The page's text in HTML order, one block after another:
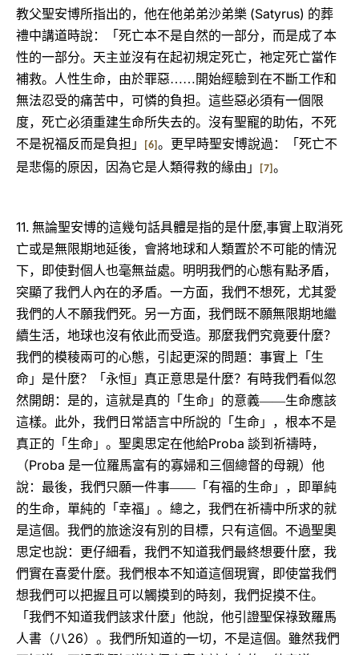
教父聖安博所指出的，他在他弟弟沙弟樂 (Satyrus) 的葬
禮中講道時說：「死亡本不是自然的一部分，而是成了本
性的一部分。天主並沒有在起初規定死亡，祂定死亡當作
補救。人性生命，由於罪惡……開始經驗到在不斷工作和
無法忍受的痛苦中，可憐的負担。這些惡必須有一個限
度，死亡必須重建生命所失去的。沒有聖寵的助佑，不死
不是祝福反而是負担」
[6] 。更早時聖安博說過：「死亡不
是悲傷的原因，因為它是人類得救的緣由」
[7] 。
11. 無論聖安博的這幾句話具體是指的是什麼,事實上取消死
亡或是無限期地延後，會將地球和人類置於不可能的情況
下，即使對個人也毫無益處。明明我們的心態有點矛盾，
突顯了我們人內在的矛盾。一方面，我們不想死，尤其愛
我們的人不願我們死。另一方面，我們既不願無限期地繼
續生活，地球也沒有依此而受造。那麼我們究竟要什麼？
我們的模稜兩可的心態，引起更深的問題：事實上「生
命」是什麼？「永恒」真正意思是什麼？有時我們看似忽
然開朗：是的，這就是真的「生命」的意義――生命應該
這樣。此外，我們日常語言中所說的「生命」，根本不是
真正的「生命」。聖奧思定在他給Proba 談到祈禱時，
（Proba 是一位羅馬富有的寡婦和三個總督的母親）他
說：最後，我們只願一件事――「有福的生命」，即單純
的生命，單純的「幸福」。總之，我們在祈禱中所求的就
是這個。我們的旅途沒有別的目標，只有這個。不過聖奧
思定也說：更仔細看，我們不知道我們最終想要什麼，我
們實在喜愛什麼。我們根本不知道這個現實，即使當我們
想我們可以把握且可以觸摸到的時刻，我們捉摸不住。
「我們不知道我們該求什麼」他說，他引證聖保祿致羅馬
人書（八26）。我們所知道的一切，不是這個。雖然我們